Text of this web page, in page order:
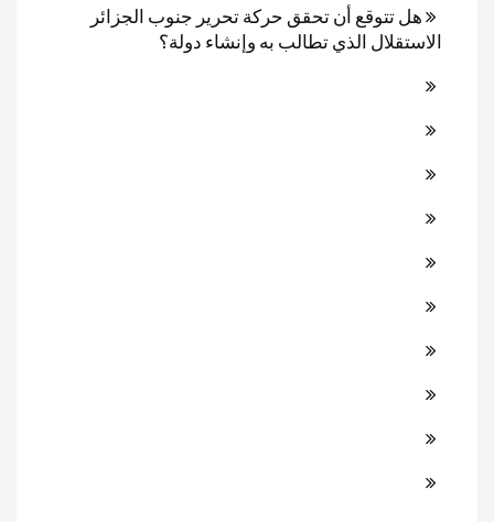
هل تتوقع أن تحقق حركة تحرير جنوب الجزائر
الاستقلال الذي تطالب به وإنشاء دولة؟